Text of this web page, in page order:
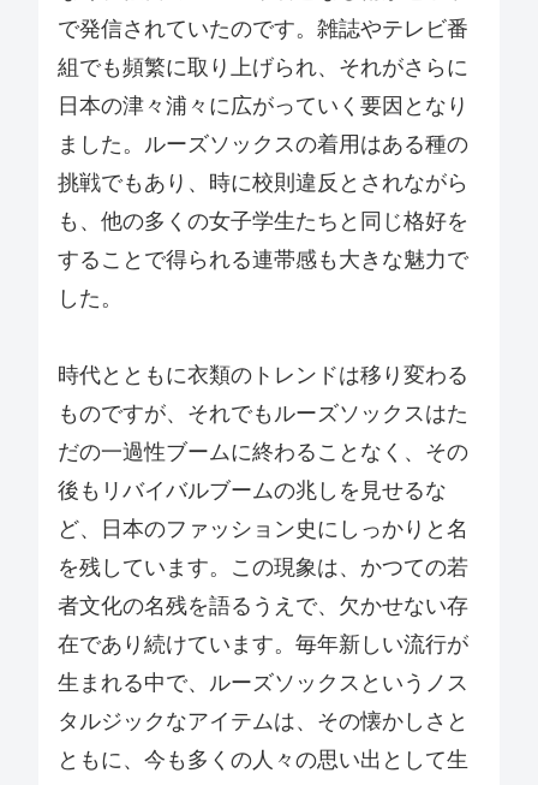
で発信されていたのです。雑誌やテレビ番
組でも頻繁に取り上げられ、それがさらに
日本の津々浦々に広がっていく要因となり
ました。ルーズソックスの着用はある種の
挑戦でもあり、時に校則違反とされながら
も、他の多くの女子学生たちと同じ格好を
することで得られる連帯感も大きな魅力で
した。
時代とともに衣類のトレンドは移り変わる
ものですが、それでもルーズソックスはた
だの一過性ブームに終わることなく、その
後もリバイバルブームの兆しを見せるな
ど、日本のファッション史にしっかりと名
を残しています。この現象は、かつての若
者文化の名残を語るうえで、欠かせない存
在であり続けています。毎年新しい流行が
生まれる中で、ルーズソックスというノス
タルジックなアイテムは、その懐かしさと
ともに、今も多くの人々の思い出として生